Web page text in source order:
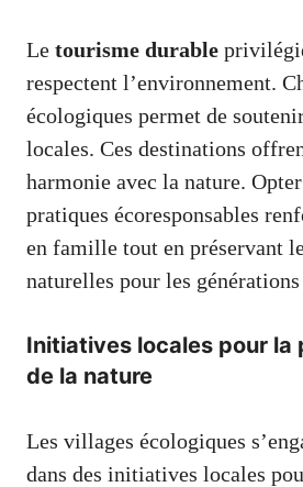
Le tourisme durable
respectent l’environnement.
écologiques permet de
locales. Ces destinations
harmonie avec la nature.
pratiques écoresponsables
en famille tout en préservant
naturelles pour les
Initiatives locales pour la
de la nature
Les villages écologiques
dans des initiatives locales